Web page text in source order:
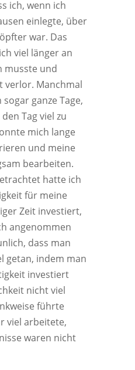
ich, wenn ich
einlegte, über
war. Das
viel länger an
musste und
verlor. Manchmal
ganze Tage,
Tag viel zu
mich lange
und meine
bearbeiten.
hatte ich
für meine
Zeit investiert,
angenommen
dass man
getan, indem man
investiert
nicht viel
führte
viel arbeitete,
waren nicht